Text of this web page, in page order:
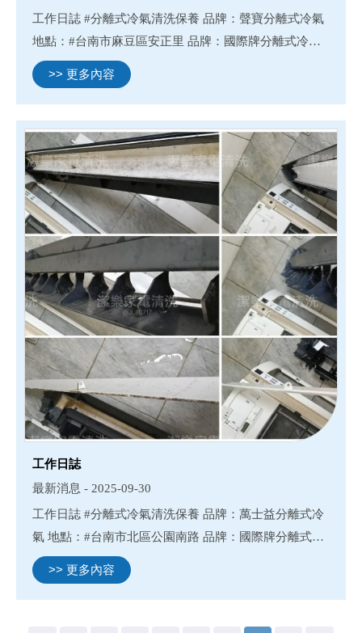
工作日誌 #分離式冷氣清洗保養 品牌：聲寶分離式冷氣
地點：#台南市麻豆區安正里 品牌：國際牌分離式冷氣
>> 更多內容
工作日誌
最新消息 - 2025-09-30
工作日誌 #分離式冷氣清洗保養 品牌：萬士益分離式冷
氣 地點：#台南市北區公園南路 品牌：國際牌分離式冷
>> 更多內容